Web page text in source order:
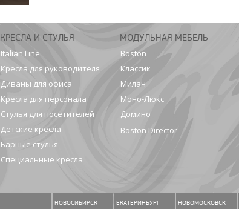
КРЕСЛА И СТУЛЬЯ
Italian Line
Кресла для руководителя
Диваны для офиса
Кресла для персонала
Стулья для посетителей
Детские кресла
Барные стулья
Специальные кресла
МОДУЛЬНАЯ МЕБЕЛЬ
Boston
Классик
Милан
Моно-Люкс
Домино
Boston Director
НОВОСИБИРСК ЕКАТЕРИНБУРГ НОВОМОСКОВСК